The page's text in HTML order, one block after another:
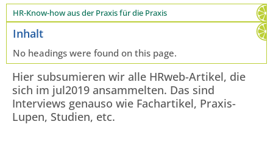
HR-Know-how aus der Praxis für die Praxis
Inhalt
No headings were found on this page.
Hier subsumieren wir alle HRweb-Artikel, die
sich im jul2019 ansammelten. Das sind
Interviews genauso wie Fachartikel, Praxis-
Lupen, Studien, etc.